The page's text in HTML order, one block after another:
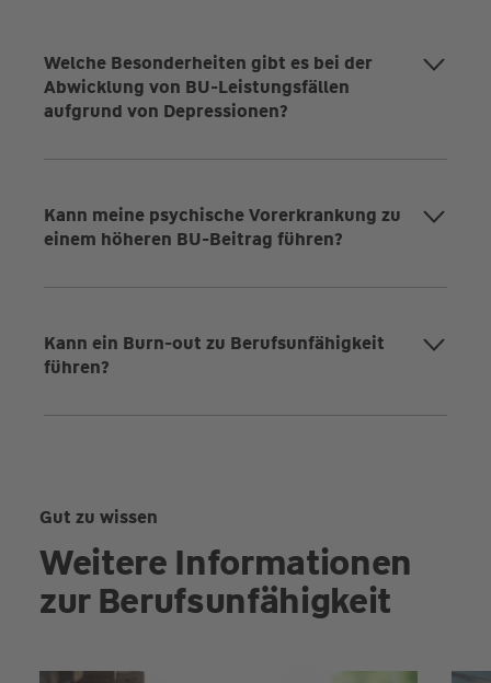
Welche Besonderheiten gibt es bei der
Abwicklung von BU-Leistungsfällen
aufgrund von Depressionen?
Kann meine psychische Vorerkrankung zu
einem höheren BU-Beitrag führen?
Kann ein Burn-out zu Berufsunfähigkeit
führen?
Gut zu wissen
Weitere Informationen
zur Berufsunfähigkeit